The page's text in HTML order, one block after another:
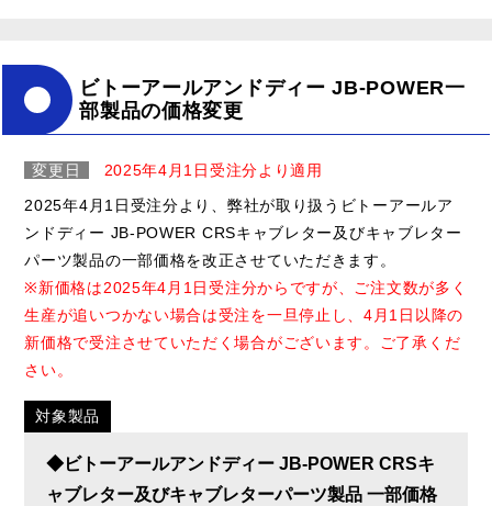
ビトーアールアンドディー JB-POWER一
部製品の価格変更
変更日
2025年4月1日受注分より適用
2025年4月1日受注分より、弊社が取り扱うビトーアールア
ンドディー JB-POWER CRSキャブレター及びキャブレター
パーツ製品の一部価格を改正させていただきます。
※新価格は2025年4月1日受注分からですが、ご注文数が多く
生産が追いつかない場合は受注を一旦停止し、4月1日以降の
新価格で受注させていただく場合がございます。ご了承くだ
さい。
対象製品
◆ビトーアールアンドディー JB-POWER CRSキ
ャブレター及びキャブレターパーツ製品 一部価格